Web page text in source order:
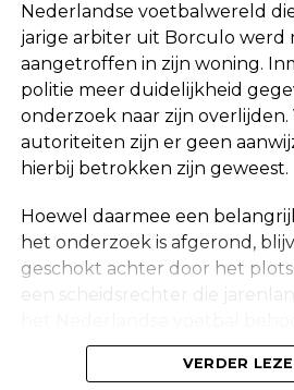
Nederlandse voetbalwereld
jarige arbiter uit Borculo werd
aangetroffen in zijn woning.
politie meer duidelijkheid
onderzoek naar zijn overlijden.
autoriteiten zijn er geen
hierbij betrokken zijn geweest.
Hoewel daarmee een
het onderzoek is afgerond,
geschokt achter door het
een scheidsrechter die
Onderzoek na vondst
VERDER